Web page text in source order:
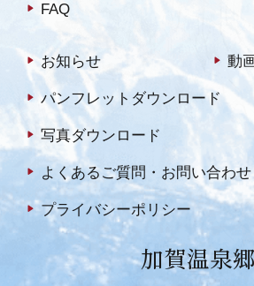
FAQ
お知らせ 動
パンフレットダウンロード
写真ダウンロード
よくあるご質問・お問い合わせ
プライバシーポリシー
加賀温泉